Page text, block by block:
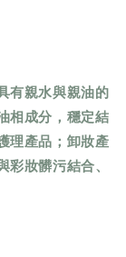
有親水與親油的
相成分，穩定結
理產品；卸妝產
妝髒污結合、